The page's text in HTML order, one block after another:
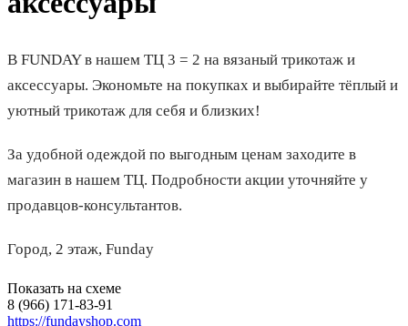
В FUNDAY в нашем ТЦ 3 = 2 на вязаный трикотаж и
аксессуары. Экономьте на покупках и выбирайте тёплый и
уютный трикотаж для себя и близких!
За удобной одеждой по выгодным ценам заходите в
магазин в нашем ТЦ. Подробности акции уточняйте у
продавцов-консультантов.
Город, 2 этаж, Funday
Показать на схеме
8 (966) 171-83-91
https://fundayshop.com